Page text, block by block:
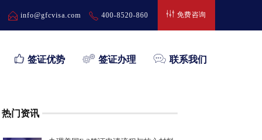
免费咨询
info@gfcvisa.com 400-8520-860
签证优势 签证办理 联系我们
热门资讯